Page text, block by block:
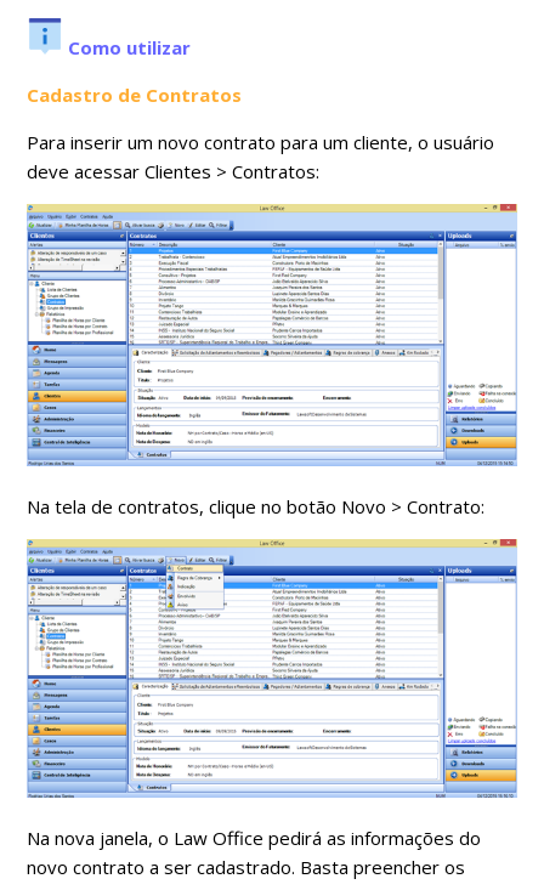
Como utilizar
Cadastro de Contratos
Para inserir um novo contrato para um cliente, o usuário
deve acessar Clientes > Contratos:
Na tela de contratos, clique no botão Novo > Contrato:
Na nova janela, o Law Office pedirá as informações do
novo contrato a ser cadastrado. Basta preencher os